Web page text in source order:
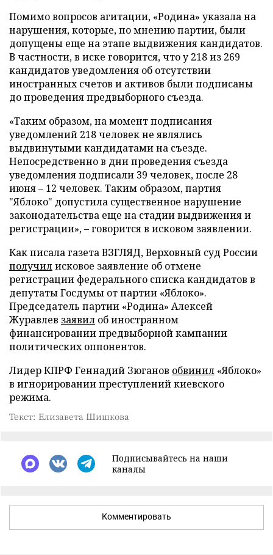
Помимо вопросов агитации, «Родина» указала на
нарушения, которые, по мнению партии, были
допущены еще на этапе выдвижения кандидатов.
В частности, в иске говорится, что у 218 из 269
кандидатов уведомления об отсутствии
иностранных счетов и активов были подписаны
до проведения предвыборного съезда.
«Таким образом, на момент подписания
уведомлений 218 человек не являлись
выдвинутыми кандидатами на съезде.
Непосредственно в дни проведения съезда
уведомления подписали 39 человек, после 28
июня – 12 человек. Таким образом, партия
"Яблоко" допустила существенное нарушение
законодательства еще на стадии выдвижения и
регистрации», – говорится в исковом заявлении.
Как писала газета ВЗГЛЯД, Верховный суд России
получилисковое заявление об отмене
регистрации федерального списка кандидатов в
депутаты Госдумы от партии «Яблоко».
Председатель партии «Родина» Алексей
Журавлев заявил об иностранном
финансировании предвыборной кампании
политических оппонентов.
Лидер КПРФ Геннадий Зюганов обвинил «Яблоко»
в игнорировании преступлений киевского
режима.
Текст: Елизавета Шишкова
Подписывайтесь на наши
каналы
Комментировать